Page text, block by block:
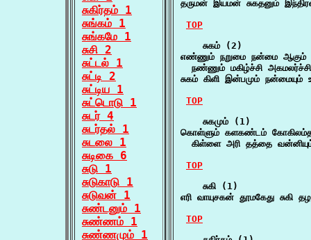
சுகிர்தம் 1
சுங்கம் 1
சுங்கமே 1
சுசி 2
சுட்டல் 1
சுட்டி 2
சுட்டிய 1
சுட்டொடு 1
சுடர் 4
சுடர்தல் 1
சுடலை 1
சுடிகை 6
சுடு 1
சுடுகாடு 1
சுடுவன் 1
சுண்டனும் 1
சுண்ணம் 1
சுண்ணமும் 1
தருமன் இயமன் சுகதனும்
TOP
    சுகம் (2)
எண்ணும் நறுமை நன்மை ஆகும்
நண்ணும் மகிழ்ச்சி
சுகம் கிளி இன்பமும் நன்மையும்
TOP
    சுகமும் (1)
கொள்ளும் களகண்டம்
கிள்ளை அரி தத்தை
TOP
    சுகி (1)
எரி வாயுசகன் தூமகேது சுகி
TOP